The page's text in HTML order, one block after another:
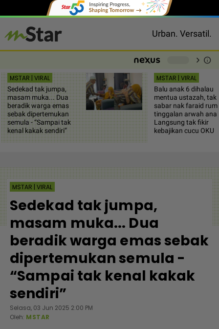
Urban. Versatil.
chevron_right info
MSTAR | VIRAL
Sedekad tak jumpa,
masam muka... Dua
beradik warga emas
sebak dipertemukan
semula - “Sampai tak
kenal kakak sendiri”
MSTAR | VIRAL
Balu anak 6 dihalau
mentua ustazah, tak
sabar nak faraid
tinggalan arwah
Langsung tak fikir
kebajikan cucu OKU
MSTAR | VIRAL
Sedekad tak jumpa,
masam muka... Dua
beradik warga emas sebak
dipertemukan semula -
“Sampai tak kenal kakak
sendiri”
Selasa, 03 Jun 2025 2:00 PM
Oleh: MSTAR